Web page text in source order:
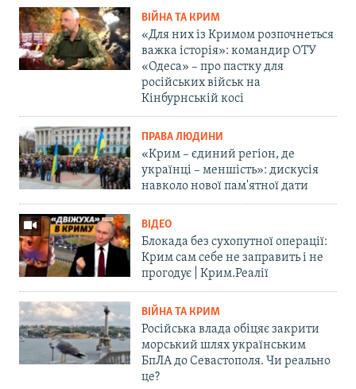
ВІЙНА ТА КРИМ
«Для них із Кримом розпочнеться
важка історія»: командир ОТУ
«Одеса» – про пастку для
російських військ на
Кінбурнській косі
ПРАВА ЛЮДИНИ
«Крим – єдиний регіон, де
українці – меншість»: дискусія
навколо нової пам'ятної дати
ВІДЕО
Блокада без сухопутної операції:
Крим сам себе не заправить і не
прогодує | Крим.Реалії
ВІЙНА ТА КРИМ
Російська влада обіцяє закрити
морський шлях українським
БпЛА до Севастополя. Чи реально
це?